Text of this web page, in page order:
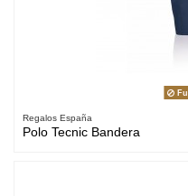
Regalos España
Polo Tecnic Bandera